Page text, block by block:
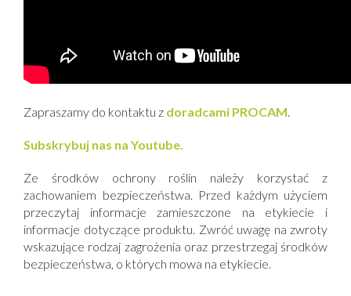
Zapraszamy do kontaktu z doradcami PROCAM.
Subskrybuj nas na Youtube.
Ze środków ochrony roślin należy korzystać z
zachowaniem bezpieczeństwa. Przed każdym użyciem
przeczytaj informacje zamieszczone na etykiecie i
informacje dotyczące produktu. Zwróć uwagę na zwroty
wskazujące rodzaj zagrożenia oraz przestrzegaj środków
bezpieczeństwa, o których mowa na etykiecie.